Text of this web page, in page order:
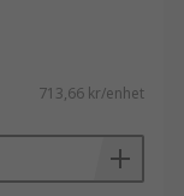
713,66 kr/enhet